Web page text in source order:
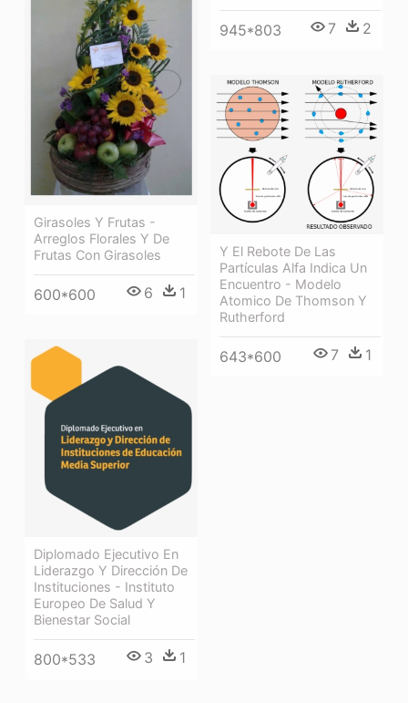
945*803 7 2
Girasoles Y Frutas -
Arreglos Florales Y De
Frutas Con Girasoles
600*600 6 1
Y El Rebote De Las
Partículas Alfa Indica Un
Encuentro - Modelo
Atomico De Thomson Y
Rutherford
643*600 7 1
Diplomado Ejecutivo En
Liderazgo Y Dirección De
Instituciones - Instituto
Europeo De Salud Y
Bienestar Social
800*533 3 1